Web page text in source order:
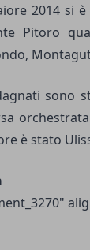
2014 si
Pitoro
sono
è stato